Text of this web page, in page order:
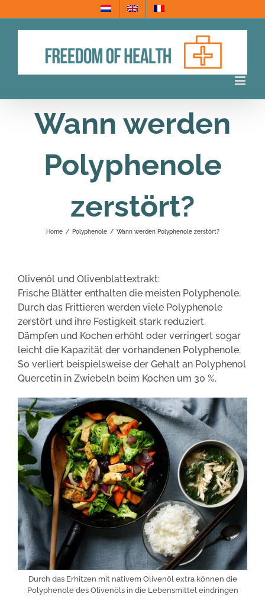
to
Wann werden
Polyphenole
zerstört?
Home / Polyphenole / Wann werden Polyphenole zerstört?
Olivenöl und Olivenblattextrakt:
Frische Blätter enthalten die meisten Polyphenole.
Durch das Frittieren werden viele Polyphenole
zerstört und ihre Festigkeit stark reduziert.
Dämpfen und Kochen erhöht oder verringert sogar
leicht die Kapazität der vorhandenen Polyphenole.
So verliert beispielsweise der Gehalt an Polyphenol
Quercetin in Zwiebeln beim Kochen um 30 %.
Durch das Erhitzen mit nativem Olivenöl extra können die
Polyphenole des Olivenöls in die Lebensmittel eindringen